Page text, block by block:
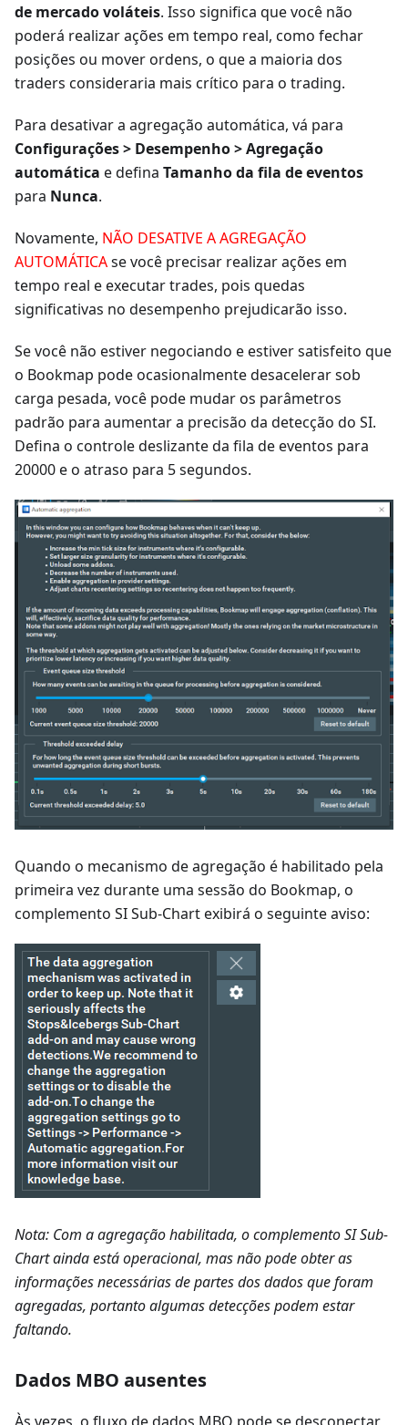
de mercado voláteis. Isso significa que você não
poderá realizar ações em tempo real, como fechar
posições ou mover ordens, o que a maioria dos
traders consideraria mais crítico para o trading.
Para desativar a agregação automática, vá para
Configurações > Desempenho > Agregação
automática e defina Tamanho da fila de eventos
para Nunca.
Novamente, NÃO DESATIVE A AGREGAÇÃO
AUTOMÁTICAse você precisar realizar ações em
tempo real e executar trades, pois quedas
significativas no desempenho prejudicarão isso.
Se você não estiver negociando e estiver satisfeito que
o Bookmap pode ocasionalmente desacelerar sob
carga pesada, você pode mudar os parâmetros
padrão para aumentar a precisão da detecção do SI.
Defina o controle deslizante da fila de eventos para
20000 e o atraso para 5 segundos.
Quando o mecanismo de agregação é habilitado pela
primeira vez durante uma sessão do Bookmap, o
complemento SI Sub-Chart exibirá o seguinte aviso:
Nota: Com a agregação habilitada, o complemento SI Sub-
Chart ainda está operacional, mas não pode obter as
informações necessárias de partes dos dados que foram
agregadas, portanto algumas detecções podem estar
faltando.
Dados MBO ausentes